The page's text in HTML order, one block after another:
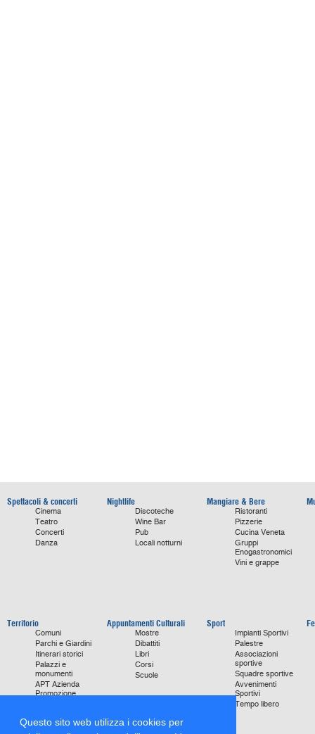
Questo sito web utilizza i cookies per
Spettacoli & concerti
Cinema
Teatro
Concerti
Danza
Nightlife
Discoteche
Wine Bar
Pub
Locali notturni
Mangiare & Bere
Ristoranti
Pizzerie
Cucina Veneta
Gruppi
Enogastronomici
Vini e grappe
Territorio
Comuni
Parchi e Giardini
Itinerari storici
Palazzi e
monumenti
APT Azienda
Promozione
Chiese
Appuntamenti Culturali
Mostre
Dibattiti
Libri
Corsi
Scuole
Sport
Impianti Sportivi
Palestre
Associazioni
sportive
Squadre sportive
Avvenimenti
Sportivi
Tempo libero